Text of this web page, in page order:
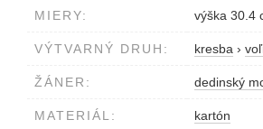
MIERY: výška 30.4
VÝTVARNÝ DRUH: kresba ›
ŽÁNER: dedinský
MATERIÁL: kartón